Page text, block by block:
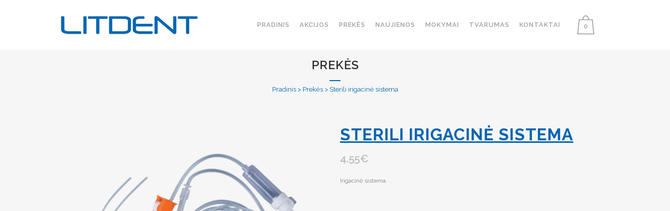
0
PRADINIS AKCIJOS PREKĖS NAUJIENOS MOKYMAI TVARUMAS KONTAKTAI
PREKĖS
Pradinis> Prekės> Sterili irigacinė sistema
STERILI IRIGACINĖ SISTEMA
4.55€
Irigacinė sistema.